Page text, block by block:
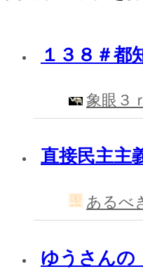
１３８＃都
象眼３
直接民主
あるべ
ゆうさんの